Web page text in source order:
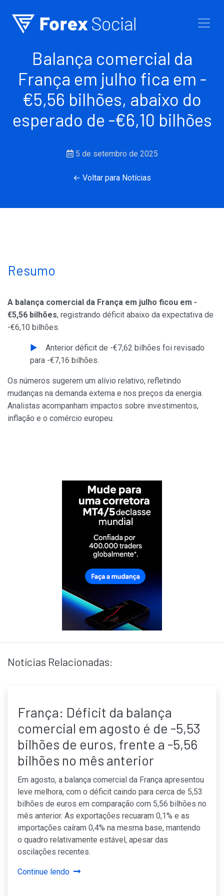
Balança comercial da
França em julho fica em -
€5,56 bilhões, abaixo do
esperado de -€6,10 bilhões
5 de setembro de 2025
← Voltar para Notícias
Resumo
A balança comercial da França em julho ficou em -
€5,56 bilhões, registrando déficit abaixo da expectativa de
-€6,10 bilhões.
Anterior déficit de -€7,62 bilhões foi revisado
para -€7,16 bilhões.
Os números sugerem um alívio relativo, refletindo
mudanças na demanda externa e nos preços da energia.
Analistas acompanham impactos sobre investimentos,
inflação e o comércio europeu.
Notícias Relacionadas:
França: Déficit da balança
comercial em agosto é de -5,53
bilhões de euros, frente a -5,56
bilhões no mês anterior
Em agosto, a balança comercial da França apresentou
leve melhora, com o déficit caindo para cerca de 5,53
bilhões de euros em comparação com 5,56 bilhões no
mês anterior. As exportações recuaram 0,1% e as
importações caíram 0,4% na mesma base, mantendo
o quadro relativamente estável, apesar das
oscilações recentes.
Continue lendo